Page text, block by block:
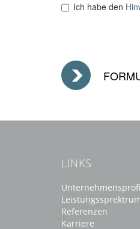
Ich habe den
LINKS
Referenzen
Karriere